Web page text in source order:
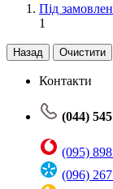
Під
1
Назад Очистити
Контакти
(044)
(095)
(096)